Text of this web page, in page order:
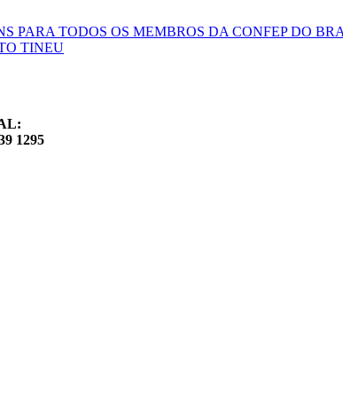
TODOS OS MEMBROS DA CONFEP DO
TINEU
1295